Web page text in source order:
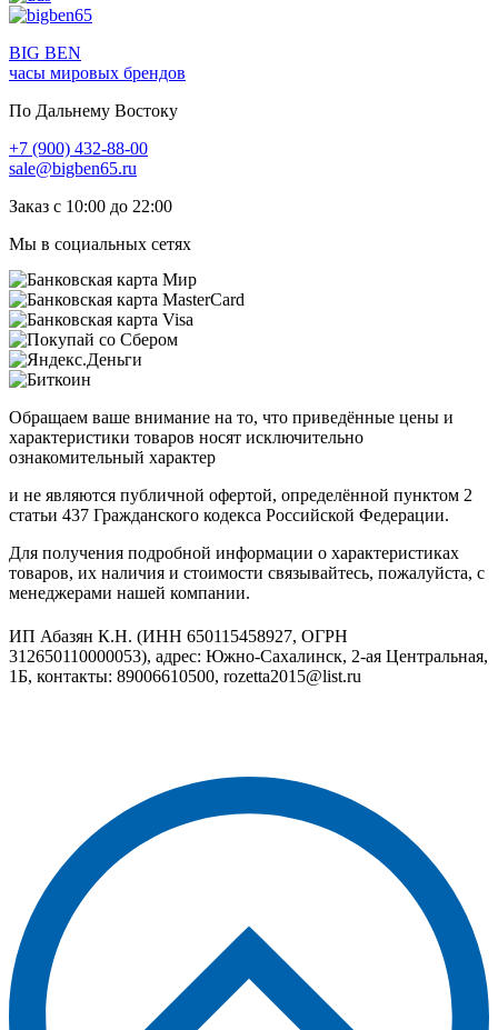
BIG BEN
часы мировых брендов
По Дальнему Востоку
+7 (900) 432-88-00
sale@bigben65.ru
Заказ с 10:00 до 22:00
Мы в социальных сетях
Обращаем ваше внимание на то, что приведённые цены и
характеристики товаров носят исключительно
ознакомительный характер
и не являются публичной офертой, определённой пунктом 2
статьи 437 Гражданского кодекса Российской Федерации.
Для получения подробной информации о характеристиках
товаров, их наличия и стоимости связывайтесь, пожалуйста, с
менеджерами нашей компании.
ИП Абазян К.Н. (ИНН 650115458927, ОГРН
312650110000053), адрес: Южно-Сахалинск, 2-ая Центральная,
1Б, контакты: 89006610500, rozetta2015@list.ru